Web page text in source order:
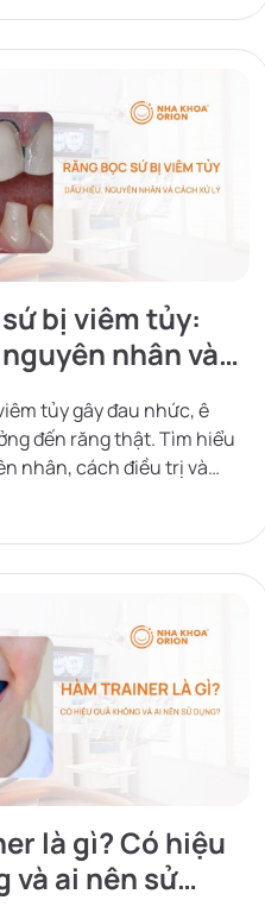
bị viêm tủy:
nhân và
tủy gây đau nhức, ê
đến răng thật. Tìm hiểu
nhân, cách điều trị và
quả từ Nha khoa Orion.
là gì? Có hiệu
và ai nên sử